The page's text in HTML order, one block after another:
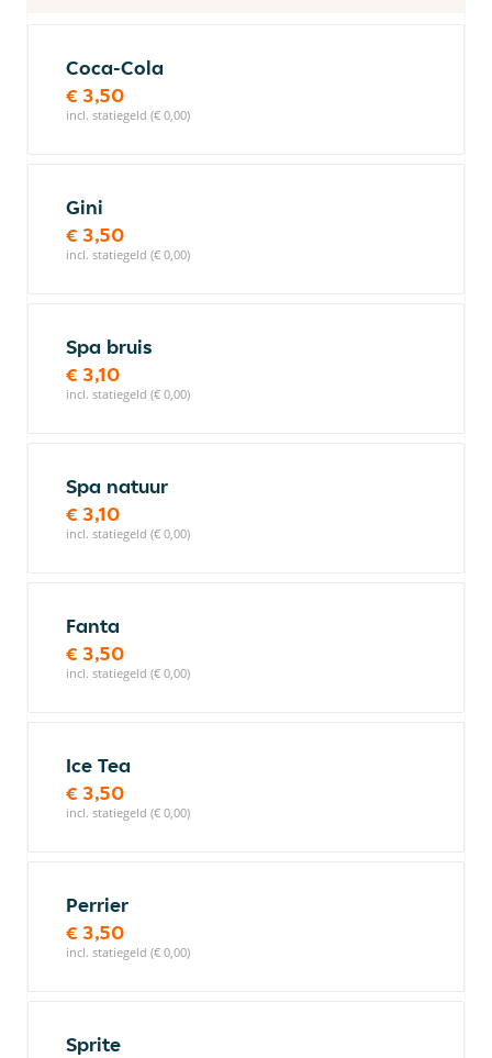
Coca-Cola
€ 3,50
incl. statiegeld (€ 0,00)
Gini
€ 3,50
incl. statiegeld (€ 0,00)
Spa bruis
€ 3,10
incl. statiegeld (€ 0,00)
Spa natuur
€ 3,10
incl. statiegeld (€ 0,00)
Fanta
€ 3,50
incl. statiegeld (€ 0,00)
Ice Tea
€ 3,50
incl. statiegeld (€ 0,00)
Perrier
€ 3,50
incl. statiegeld (€ 0,00)
Sprite